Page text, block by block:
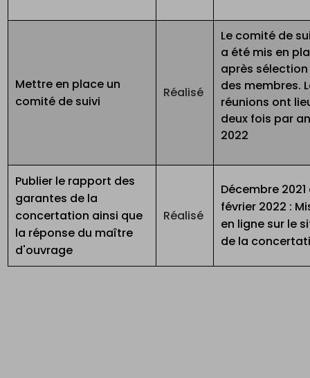
Mettre en place un
comité de suivi
Réalisé
Le comité de
a été mis en
après sélection
des membres.
réunions ont
deux fois par
2022
Publier le rapport des
garantes de la
concertation ainsi que
la réponse du maître
d'ouvrage
Réalisé
Décembre 2021
février 2022 :
en ligne sur le
de la